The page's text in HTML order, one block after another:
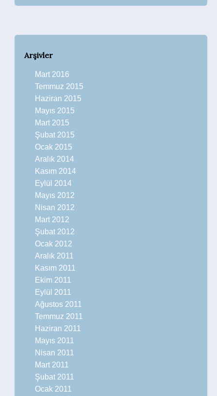
Arşivler
Mart 2016
Temmuz 2015
Haziran 2015
Mayıs 2015
Mart 2015
Şubat 2015
Ocak 2015
Aralık 2014
Kasım 2014
Eylül 2014
Mayıs 2012
Nisan 2012
Mart 2012
Şubat 2012
Ocak 2012
Aralık 2011
Kasım 2011
Ekim 2011
Eylül 2011
Ağustos 2011
Temmuz 2011
Haziran 2011
Mayıs 2011
Nisan 2011
Mart 2011
Şubat 2011
Ocak 2011